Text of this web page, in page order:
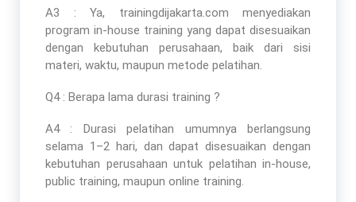
A3 : Ya, trainingdijakarta.com menyediakan
program in-house training yang dapat disesuaikan
dengan kebutuhan perusahaan, baik dari sisi
materi, waktu, maupun metode pelatihan.
Q4 : Berapa lama durasi training ?
A4 : Durasi pelatihan umumnya berlangsung
selama 1–2 hari, dan dapat disesuaikan dengan
kebutuhan perusahaan untuk pelatihan in-house,
public training, maupun online training.